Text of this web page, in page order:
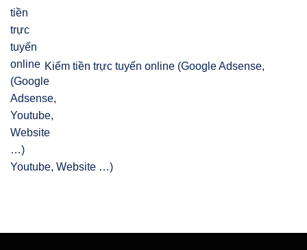
Kiếm tiền trực tuyến online (Google Adsense,
Youtube, Website …)